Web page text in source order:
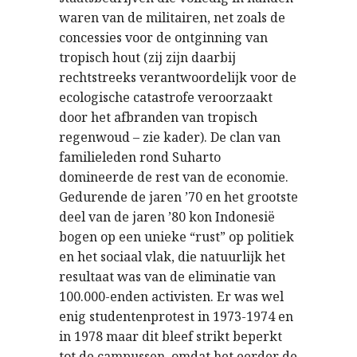
waren van de militairen, net zoals de
concessies voor de ontginning van
tropisch hout (zij zijn daarbij
rechtstreeks verantwoordelijk voor de
ecologische catastrofe veroorzaakt
door het afbranden van tropisch
regenwoud – zie kader). De clan van
familieleden rond Suharto
domineerde de rest van de economie.
Gedurende de jaren ’70 en het grootste
deel van de jaren ’80 kon Indonesië
bogen op een unieke “rust” op politiek
en het sociaal vlak, die natuurlijk het
resultaat was van de eliminatie van
100.000-enden activisten. Er was wel
enig studentenprotest in 1973-1974 en
in 1978 maar dit bleef strikt beperkt